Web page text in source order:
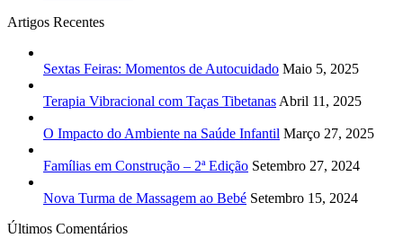
Artigos Recentes
Sextas Feiras: Momentos de Autocuidado Maio 5, 2025
Terapia Vibracional com Taças Tibetanas Abril 11, 2025
O Impacto do Ambiente na Saúde Infantil Março 27, 2025
Famílias em Construção – 2ª Edição Setembro 27, 2024
Nova Turma de Massagem ao Bebé Setembro 15, 2024
Últimos Comentários